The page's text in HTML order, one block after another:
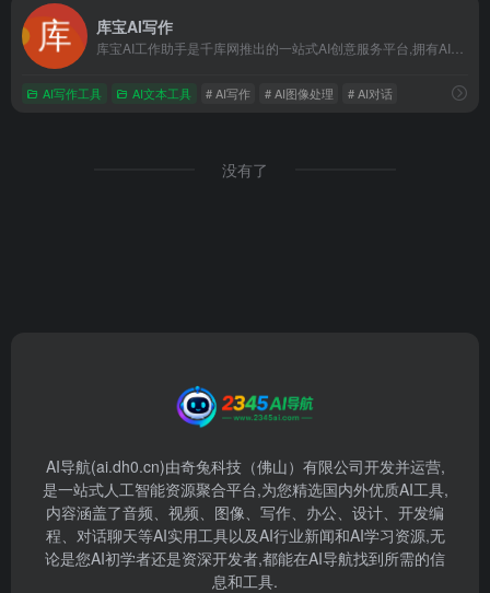
库宝AI写作
AI写作工具 AI文本工具 # AI写作 # AI图像处理 # AI对话
没有了
AI导航(ai.dh0.cn)由奇兔科技（佛山）有限公司开发并运营,
是一站式人工智能资源聚合平台,为您精选国内外优质AI工具,
内容涵盖了音频、视频、图像、写作、办公、设计、开发编
程、对话聊天等AI实用工具以及AI行业新闻和AI学习资源,无
论是您AI初学者还是资深开发者,都能在AI导航找到所需的信
息和工具.